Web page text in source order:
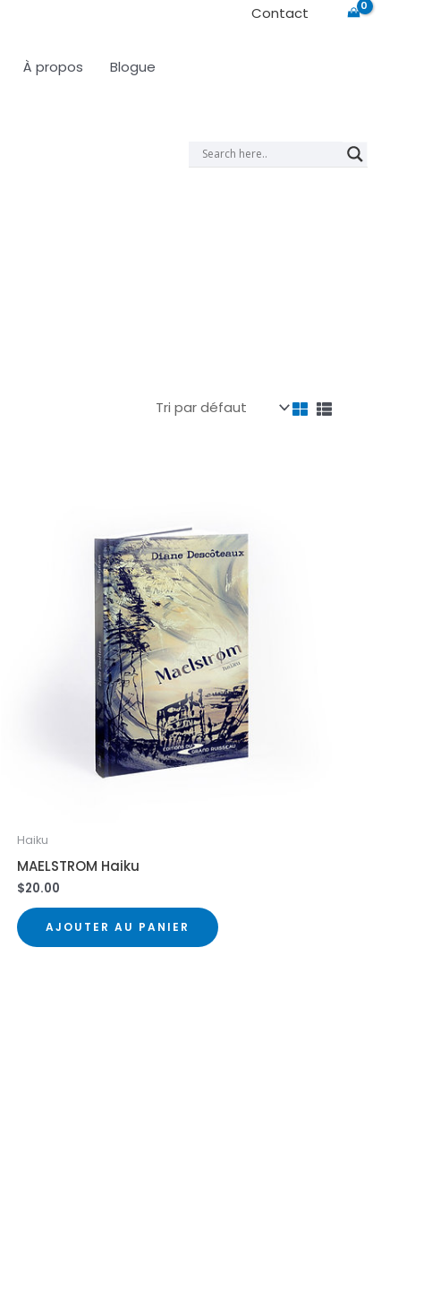
Contact
À propos Blogue
Haiku
MAELSTROM Haiku
$20.00
AJOUTER AU PANIER